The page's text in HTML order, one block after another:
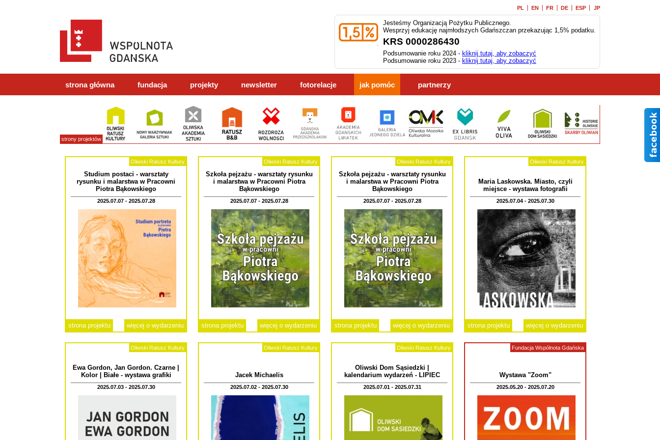
PL EN FR DE ESP JP
Jesteśmy Organizacją Pożytku Publicznego.
Wesprzyj edukację najmłodszych Gdańszczan przekazując 1,5% podatku.
KRS 0000286430
Podsumowanie roku 2024 - kliknij tutaj, aby zobaczyć
Podsumowanie roku 2023 - kliknij tutaj, aby zobaczyć
strona główna fundacja projekty newsletter fotorelacje jak pomóc partnerzy
strony projektów
Oliwski Ratusz Kultury
Studium postaci - warsztaty
rysunku i malarstwa w Pracowni
Piotra Bąkowskiego
2025.07.07 - 2025.07.28
strona projektu więcej o wydarzeniu
Oliwski Ratusz Kultury
Szkoła pejzażu - warsztaty rysunku
i malarstwa w Pracowni Piotra
Bąkowskiego
2025.07.07 - 2025.07.28
strona projektu więcej o wydarzeniu
Oliwski Ratusz Kultury
Szkoła pejzażu - warsztaty rysunku
i malarstwa w Pracowni Piotra
Bąkowskiego
2025.07.07 - 2025.07.28
strona projektu więcej o wydarzeniu
Oliwski Ratusz Kultury
Maria Laskowska. Miasto, czyli
miejsce - wystawa fotografii
2025.07.04 - 2025.07.30
strona projektu więcej o wydarzeniu
Oliwski Ratusz Kultury
Ewa Gordon, Jan Gordon. Czarne |
Kolor | Białe - wystawa grafiki
2025.07.03 - 2025.07.30
Oliwski Ratusz Kultury
Jacek Michaelis
2025.07.02 - 2025.07.30
Oliwski Ratusz Kultury
Oliwski Dom Sąsiedzki |
kalendarium wydarzeń - LIPIEC
2025.07.01 - 2025.07.31
Fundacja Wspólnota Gdańska
Wystawa "Zoom"
2025.05.20 - 2025.07.20